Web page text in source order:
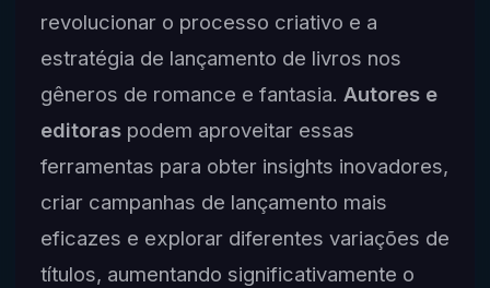
revolucionar o processo criativo e a
estratégia de lançamento de livros nos
gêneros de romance e fantasia. Autores e
editoraspodem aproveitar essas
ferramentas para obter insights inovadores,
criar campanhas de lançamento mais
eficazes e explorar diferentes variações de
títulos, aumentando significativamente o